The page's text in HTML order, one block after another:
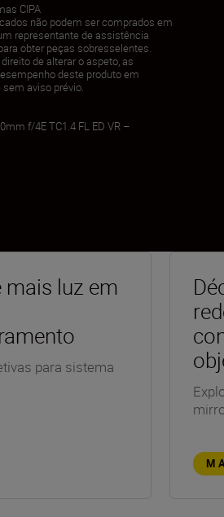
CIPA
não podem ser comprados em
representante de assistência
obter peças sobresselentes.
de alterar o aspeto, as
deste produto em
aviso prévio.
f/4E TC1.4 FL ED VR –
mais luz em
para sistema